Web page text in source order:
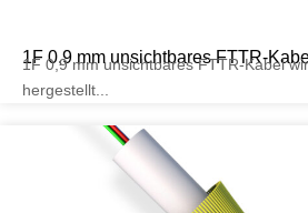
1F 0,9 mm unsichtbares FTTR-
1F 0,9 mm unsichtbares FTTR-Kabel
hergestellt...